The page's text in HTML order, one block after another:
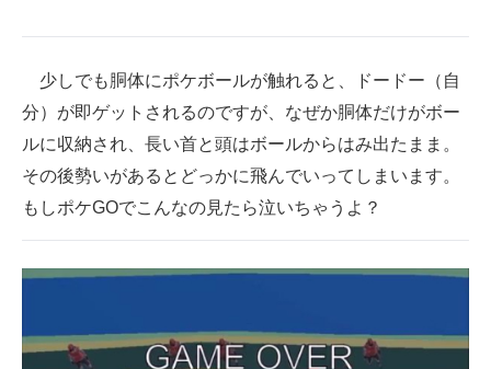
少しでも胴体にポケボールが触れると、ドードー（自
分）が即ゲットされるのですが、なぜか胴体だけがボー
ルに収納され、長い首と頭はボールからはみ出たまま。
その後勢いがあるとどっかに飛んでいってしまいます。
もしポケGOでこんなの見たら泣いちゃうよ？